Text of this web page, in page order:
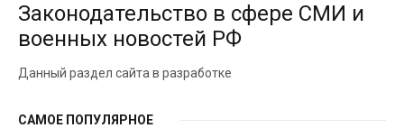
Законодательство в сфере СМИ и
военных новостей РФ
Данный раздел сайта в разработке
САМОЕ ПОПУЛЯРНОЕ